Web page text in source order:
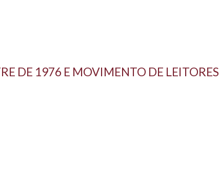
DE 1976 E MOVIMENTO DE LEITORES